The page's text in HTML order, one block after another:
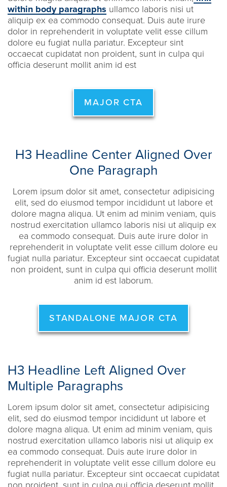
within body paragraphs ullamco laboris nisi ut
aliquip ex ea commodo consequat. Duis aute irure
dolor in reprehenderit in voluptate velit esse cillum
dolore eu fugiat nulla pariatur. Excepteur sint
occaecat cupidatat non proident, sunt in culpa qui
officia deserunt mollit anim id est
MAJOR CTA
H3 Headline Center Aligned Over
One Paragraph
Lorem ipsum dolor sit amet, consectetur adipisicing
elit, sed do eiusmod tempor incididunt ut labore et
dolore magna aliqua. Ut enim ad minim veniam, quis
nostrud exercitation ullamco laboris nisi ut aliquip ex
ea commodo consequat. Duis aute irure dolor in
reprehenderit in voluptate velit esse cillum dolore eu
fugiat nulla pariatur. Excepteur sint occaecat cupidatat
non proident, sunt in culpa qui officia deserunt mollit
anim id est laborum.
STANDALONE MAJOR CTA
H3 Headline Left Aligned Over
Multiple Paragraphs
Lorem ipsum dolor sit amet, consectetur adipisicing
elit, sed do eiusmod tempor incididunt ut labore et
dolore magna aliqua. Ut enim ad minim veniam, quis
nostrud exercitation ullamco laboris nisi ut aliquip ex
ea commodo consequat. Duis aute irure dolor in
reprehenderit in voluptate velit esse cillum dolore eu
fugiat nulla pariatur. Excepteur sint occaecat cupidatat